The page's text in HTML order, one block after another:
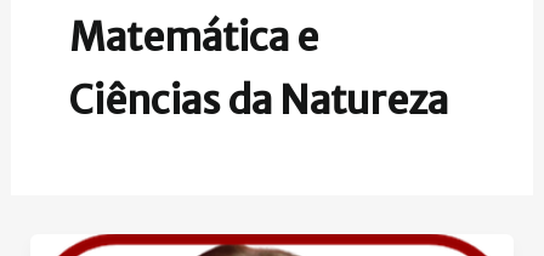
Matemática e
Ciências da Natureza